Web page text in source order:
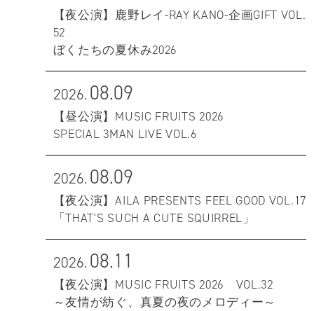
【夜公演】鹿野レイ-RAY KANO-企画GIFT VOL.
52
ぼくたちの夏休み2026
2026.08.09
【昼公演】MUSIC FRUITS 2026
SPECIAL 3MAN LIVE VOL.6
2026.08.09
【夜公演】AILA PRESENTS FEEL GOOD VOL.17
「THAT'S SUCH A CUTE SQUIRREL」
2026.08.11
【夜公演】MUSIC FRUITS 2026 VOL.32
～友情が紡ぐ、真夏の夜のメロディー～